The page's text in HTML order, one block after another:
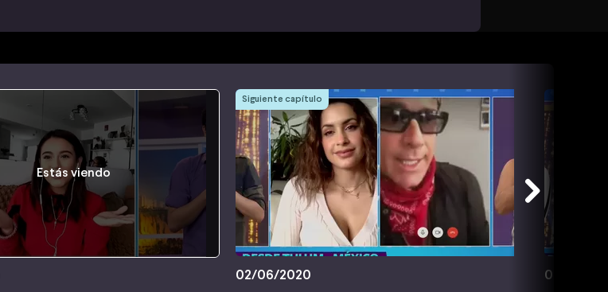
Estás viendo
Siguiente capítulo
02/06/2020 03/06/